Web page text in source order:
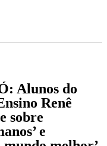
Alunos do
Renê
sobre
e